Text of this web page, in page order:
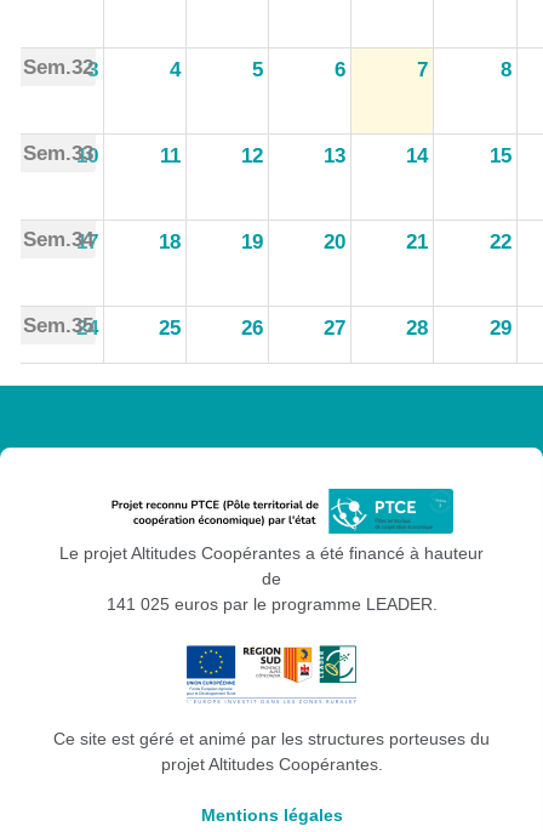
Sem.323 4 5 6 7 8
Sem.33
10 11 12 13 14 15
Sem.34
17 18 19 20 21 22
Sem.35
24 25 26 27 28 29
Le projet Altitudes Coopérantes a été financé à hauteur
de
141 025 euros par le programme LEADER.
Ce site est géré et animé par les structures porteuses du
projet Altitudes Coopérantes.
Mentions légales